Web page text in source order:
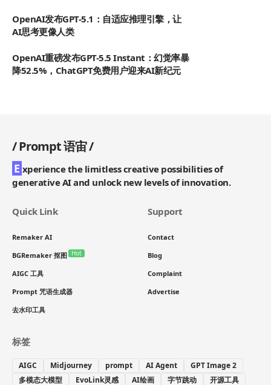
OpenAI发布GPT-5.1：自适应推理引擎，让
AI思考更像人类
OpenAI重磅发布GPT-5.5 Instant：幻觉率暴
降52.5%，ChatGPT免费用户迎来AI新纪元
/Prompt 语宙/
E xperience the limitless creative possibilities of
generative AI and unlock new levels of innovation.
Quick Link
Remaker AI
BGRemaker 抠图 Hot
AIGC 工具
Prompt 咒语生成器
去水印工具
Support
Contact
Blog
Complaint
Advertise
标签
AIGC Midjourney prompt AI Agent
GPT Image 2
多模态大模型
EvoLink灵感 AI绘画 字节跳动 开源工具